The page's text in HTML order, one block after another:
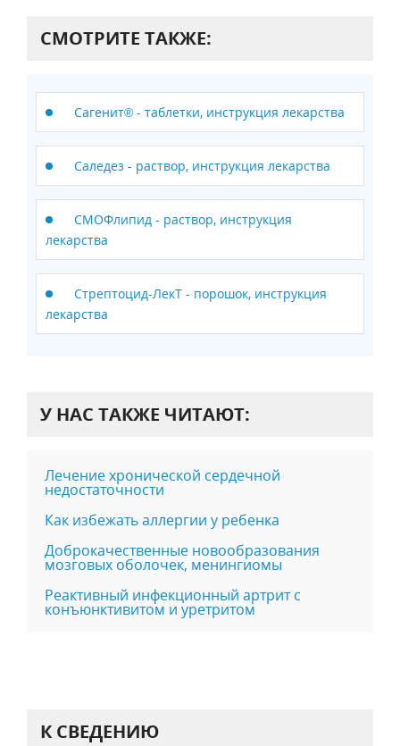
СМОТРИТЕ ТАКЖЕ:
Сагенит® - таблетки, инструкция лекарства
Саледез - раствор, инструкция лекарства
СМОФлипид - раствор, инструкция
лекарства
Стрептоцид-ЛекТ - порошок, инструкция
лекарства
У НАС ТАКЖЕ ЧИТАЮТ:
Лечение хронической сердечной
недостаточности
Как избежать аллергии у ребенка
Доброкачественные новообразования
мозговых оболочек, менингиомы
Реактивный инфекционный артрит с
конъюнктивитом и уретритом
К СВЕДЕНИЮ